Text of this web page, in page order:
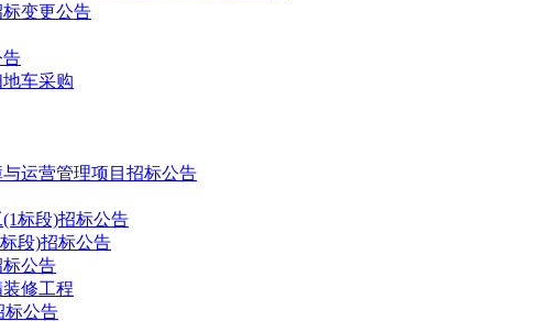
变更公告
告
车采购
运营管理项目招标公告
标段)招标公告
段)招标公告
标公告
修工程
标公告